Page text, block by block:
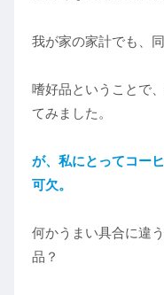
我が家の家計でも、
嗜好品ということで
てみました。
が、私にとってコー
可欠。
何かうまい具合に違
品？